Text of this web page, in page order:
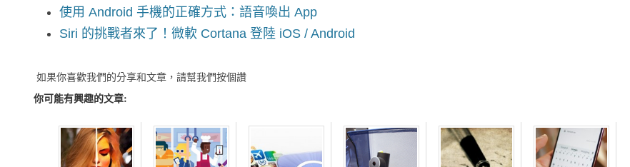
使用 Android 手機的正確方式：語音喚出 App
Siri 的挑戰者來了！微軟 Cortana 登陸 iOS / Android
如果你喜歡我們的分享和文章，請幫我們按個讚
你可能有興趣的文章: